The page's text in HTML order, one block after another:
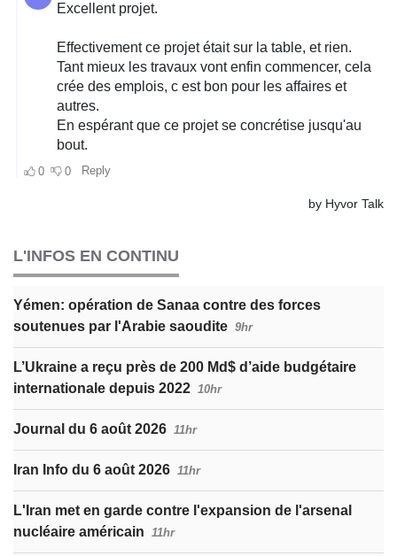
L'INFOS EN CONTINU
Yémen: opération de Sanaa contre des forces
soutenues par l'Arabie saoudite 9hr
L’Ukraine a reçu près de 200 Md$ d’aide budgétaire
internationale depuis 2022 10hr
Journal du 6 août 2026 11hr
Iran Info du 6 août 2026 11hr
L'Iran met en garde contre l'expansion de l'arsenal
nucléaire américain 11hr